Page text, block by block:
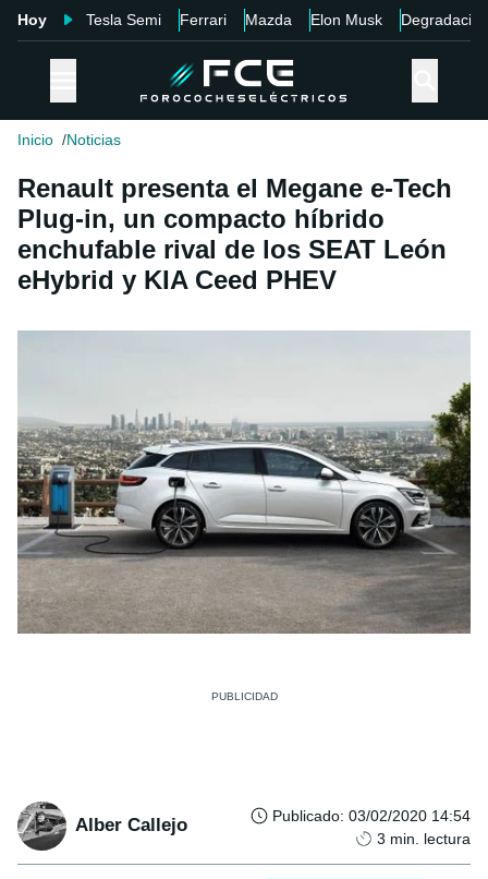
Hoy Tesla Semi Ferrari Mazda Elon Musk Degradación
Inicio Noticias
Renault presenta el Megane e-Tech
Plug-in, un compacto híbrido
enchufable rival de los SEAT León
eHybrid y KIA Ceed PHEV
Alber Callejo Publicado: 03/02/2020 14:54
3 min. lectura